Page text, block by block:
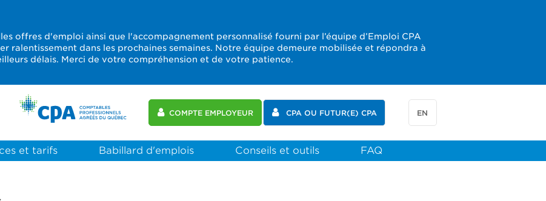
offres d'emploi ainsi que l'accompagnement personnalisé fourni par l’équipe d’Emploi CPA
ralentissement dans les prochaines semaines. Notre équipe demeure mobilisée et répondra à
délais. Merci de votre compréhension et de votre patience.
COMPTE EMPLOYEUR CPA OU FUTUR(E) CPA EN
et tarifs Babillard d'emplois Conseils et outils FAQ